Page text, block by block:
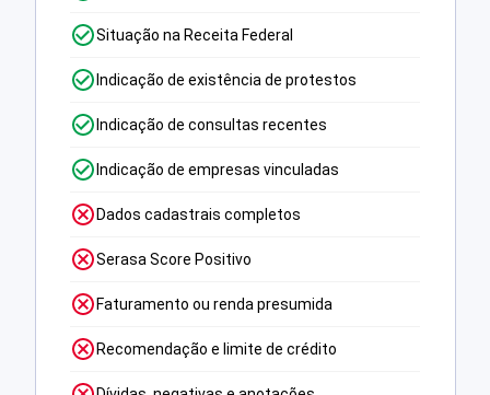
Situação na Receita Federal
Indicação de existência de protestos
Indicação de consultas recentes
Indicação de empresas vinculadas
Dados cadastrais completos
Serasa Score Positivo
Faturamento ou renda presumida
Recomendação e limite de crédito